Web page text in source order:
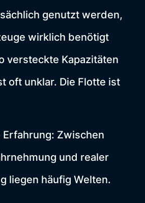
genutzt werden,
wirklich benötigt
versteckte Kapazitäten
oft unklar. Die Flotte ist
Erfahrung: Zwischen
und realer
liegen häufig Welten.